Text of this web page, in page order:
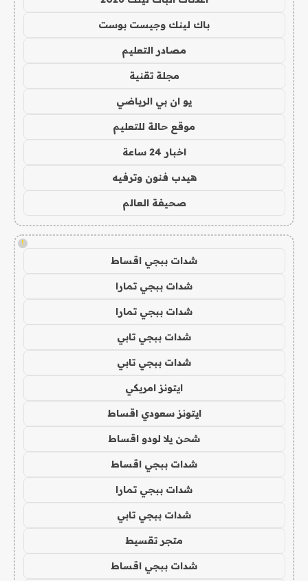
باك لينك وجيست بوست
مصادر التعليم
مجلة تقنية
يو ان بي الرياضي
موقع حالة للتعليم
اخبار 24 ساعة
هيدب فنون وترفيه
صحيفة العالم
!
شدات ببجي اقساط
شدات ببجي تمارا
شدات ببجي تمارا
شدات ببجي تابي
شدات ببجي تابي
ايتونز امريكي
ايتونز سعودي اقساط
شحن يلا لودو اقساط
شدات ببجي اقساط
شدات ببجي تمارا
شدات ببجي تابي
متجر تقسيط
شدات ببجي اقساط